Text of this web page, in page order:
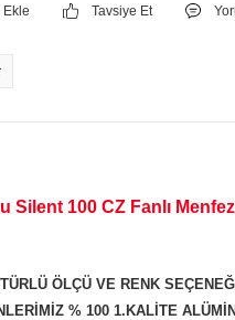
Tavsiye Et
Silent 100 CZ Fanlı
ÖLÇÜ VE RENK
% 100 1.KALİTE